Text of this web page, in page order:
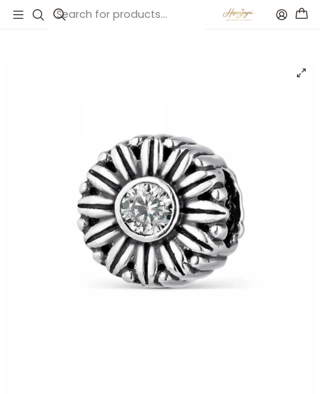
Inicio Catálogo Abalorio sueño cristal plata